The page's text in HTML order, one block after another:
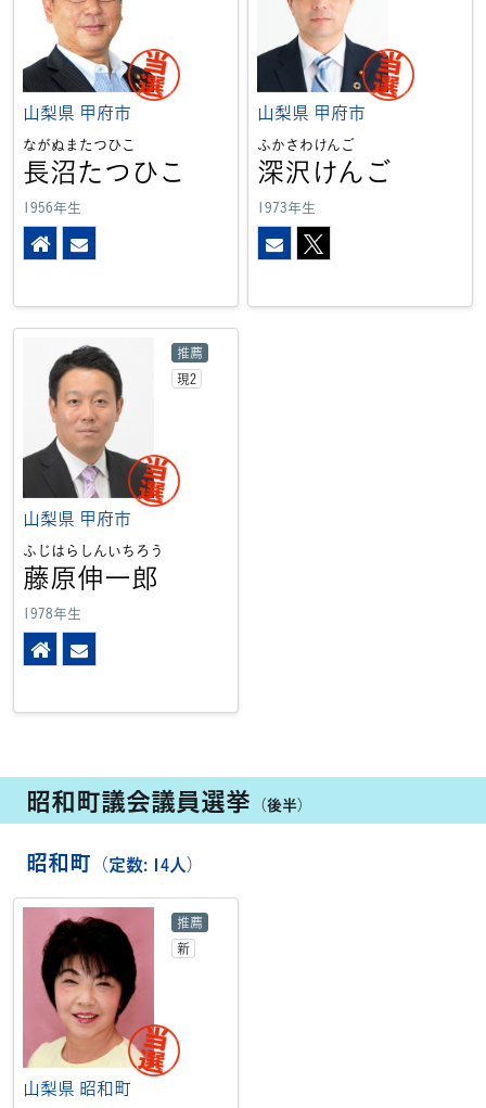
山梨県 甲府市
ながぬまたつひこ
長沼たつひこ
1956年生
ホームページ
山梨県 甲府市
ふかさわけんご
深沢けんご
1973年生
メール
推薦
現2
山梨県 甲府市
ふじはらしんいちろう
藤原伸一郎
1978年生
ホームページ
昭和町議会議員選挙 （後半）
昭和町 （定数: 14人）
推薦
新
山梨県 昭和町